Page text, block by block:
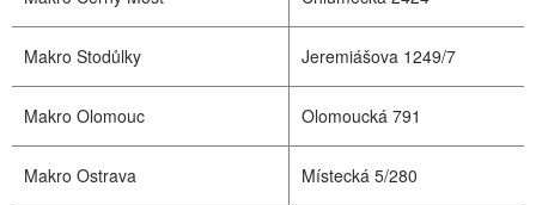
Makro Stodůlky Jeremiášova 1249/7
Makro Olomouc Olomoucká 791
Makro Ostrava Místecká 5/280